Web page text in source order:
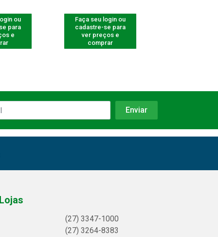
ou
para
e
Faça seu login ou
cadastre-se para
ver preços e
comprar
(27) 3347-1000
(27) 3264-8383